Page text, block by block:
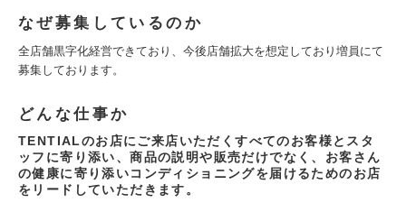
なぜ募集しているのか
全店舗黒字化経営できており、今後店舗拡大を想定しており増員にて
募集しております。
どんな仕事か
TENTIALのお店にご来店いただくすべてのお客様とスタ
ッフに寄り添い、商品の説明や販売だけでなく、お客さん
の健康に寄り添いコンディショニングを届けるためのお店
をリードしていただきます。